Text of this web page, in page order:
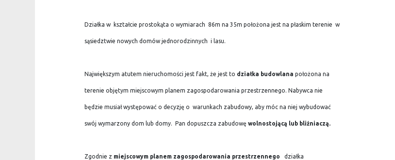
Działka w kształcie prostokąta o wymiarach 86m na 35m położona jest na płaskim terenie w
sąsiedztwie nowych domów jednorodzinnych i lasu.
Największym atutem nieruchomości jest fakt, że jest to działka budowlana położona na
terenie objętym miejscowym planem zagospodarowania przestrzennego. Nabywca nie
będzie musiał występować o decyzję o warunkach zabudowy, aby móc na niej wybudować
swój wymarzony dom lub domy. Pan dopuszcza zabudowę wolnostojącą lub bliźniaczą.
Zgodnie z miejscowym planem zagospodarowania przestrzennego działka